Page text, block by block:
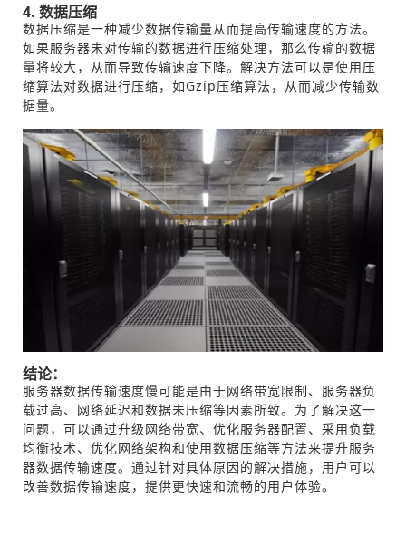
4. 数据压缩
数据压缩是一种减少数据传输量从而提高传输速度的方法。
如果服务器未对传输的数据进行压缩处理，那么传输的数据
量将较大，从而导致传输速度下降。解决方法可以是使用压
缩算法对数据进行压缩，如Gzip压缩算法，从而减少传输数
据量。
结论：
服务器数据传输速度慢可能是由于网络带宽限制、服务器负
载过高、网络延迟和数据未压缩等因素所致。为了解决这一
问题，可以通过升级网络带宽、优化服务器配置、采用负载
均衡技术、优化网络架构和使用数据压缩等方法来提升服务
器数据传输速度。通过针对具体原因的解决措施，用户可以
改善数据传输速度，提供更快速和流畅的用户体验。